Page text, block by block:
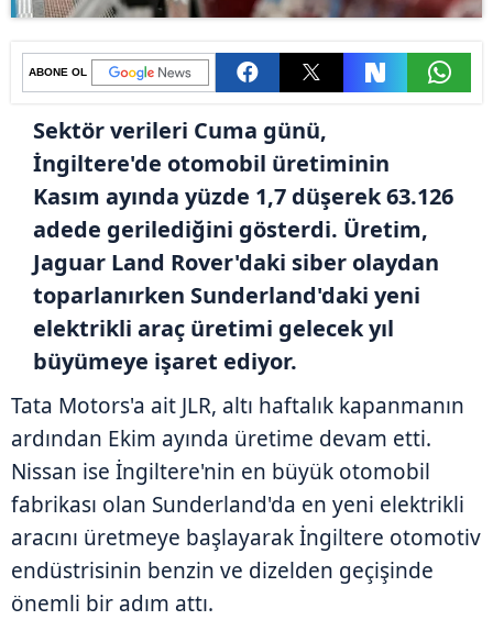
ABONE OL
Sektör verileri Cuma günü,
İngiltere'de otomobil üretiminin
Kasım ayında yüzde 1,7 düşerek 63.126
adede gerilediğini gösterdi. Üretim,
Jaguar Land Rover'daki siber olaydan
toparlanırken Sunderland'daki yeni
elektrikli araç üretimi gelecek yıl
büyümeye işaret ediyor.
Tata Motors'a ait JLR, altı haftalık kapanmanın
ardından Ekim ayında üretime devam etti.
Nissan ise İngiltere'nin en büyük otomobil
fabrikası olan Sunderland'da en yeni elektrikli
aracını üretmeye başlayarak İngiltere otomotiv
endüstrisinin benzin ve dizelden geçişinde
önemli bir adım attı.